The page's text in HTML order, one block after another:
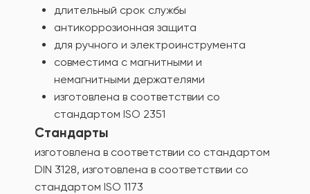
длительный срок службы
антикоррозионная защита
для ручного и электроинструмента
совместима с магнитными и
немагнитными держателями
изготовлена в соответствии со
стандартом ISO 2351
Стандарты
изготовлена в соответствии со стандартом
DIN 3128, изготовлена в соответствии со
стандартом ISO 1173